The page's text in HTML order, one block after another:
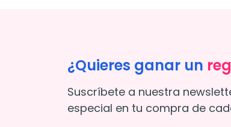
¿Quieres ganar un
Suscríbete a nuestra
especial en tu compra de